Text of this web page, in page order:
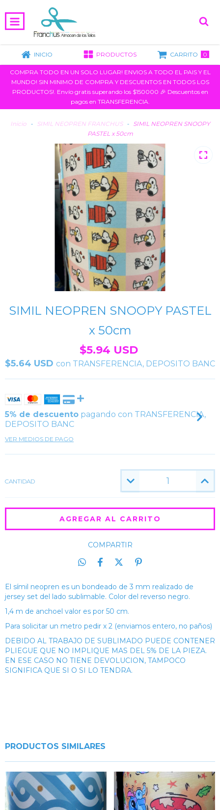
INICIO PRODUCTOS CARRITO 0
COMPRA TODO EN UN SOLO LUGAR! ENVIOS A TODO EL PAIS Y EL
MUNDO! SIN MINIMO DE COMPRA Y DESCUENTOS EN TODOS LOS
PRODUCTOS!. Envío gratis superando los $150000 🎉 Descuentos en
pagos en TRANSFERENCIA.
Inicio - SIMIL NEOPREN FRANCHUS -
SIMIL NEOPREN SNOOPY
PASTEL x 50cm
SIMIL NEOPREN SNOOPY PASTEL
x 50cm
$5.94 USD
$5.64 USD con TRANSFERENCIA, DEPOSITO BANC
5% de descuento pagando con TRANSFERENCIA,
DEPOSITO BANC
VER MEDIOS DE PAGO
CANTIDAD
COMPARTIR
El símil neopren es un bondeado de 3 mm realizado de
jersey set del lado sublimable. Color del reverso negro.
1,4 m de anchoel valor es por 50 cm.
Para solicitar un metro pedir x 2 (enviamos entero, no paños)
DEBIDO AL TRABAJO DE SUBLIMADO PUEDE CONTENER
PLIEGUE QUE NO IMPLIQUE MAS DEL 5% DE LA PIEZA.
EN ESE CASO NO TIENE DEVOLUCION, TAMPOCO
SIGNIFICA QUE SI O SI LO TENDRA.
PRODUCTOS SIMILARES